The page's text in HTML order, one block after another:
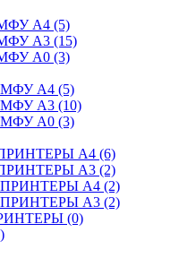
А4 (5)
А3 (15)
А0 (3)
А4 (5)
А3 (10)
А0 (3)
А4 (6)
А3 (2)
А4 (2)
А3 (2)
(0)